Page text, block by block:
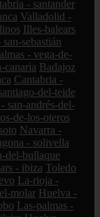
- santander
Valladolid -
Illes-balears
sebastián
- vega-de-
canaria Badajoz
Cantabria -
del-teide
san-andrés-del-
de-los-oteros
Navarra -
- solivella
del-bullaque
- ibiza Toledo
La-rioja -
molar Huelva -
Las-palmas -